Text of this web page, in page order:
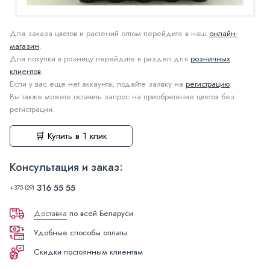
Для заказа цветов и растений оптом перейдите в наш онлайн-
магазин.
Для покупки в розницу перейдите в раздел для розничных
клиентов.
Если у вас еще нет аккаунта, подайте заявку на регистрацию.
Вы также можете оставить запрос на приобретение цветов без
регистрации.
🛒 Купить в 1 клик
Консультация и заказ:
+375 (29) 316 55 55
Доставка по всей Беларуси
Удобные способы оплаты
Скидки постоянным клиентам